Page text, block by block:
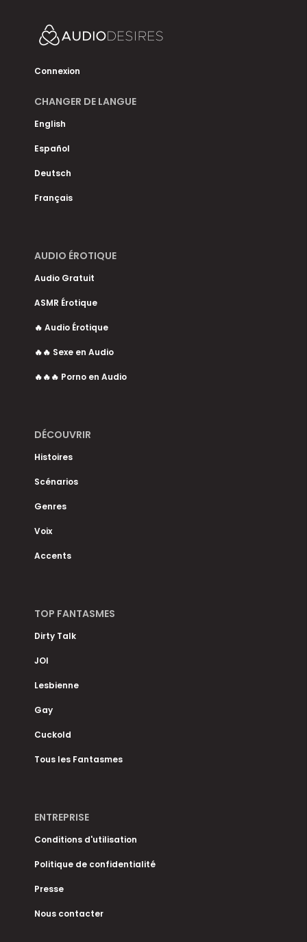
Connexion
CHANGER DE LANGUE
English
Español
Deutsch
Français
AUDIO ÉROTIQUE
Audio Gratuit
ASMR Érotique
🔥 Audio Érotique
🔥🔥 Sexe en Audio
🔥🔥🔥 Porno en Audio
DÉCOUVRIR
Histoires
Scénarios
Genres
Voix
Accents
TOP FANTASMES
Dirty Talk
JOI
Lesbienne
Gay
Cuckold
Tous les Fantasmes
ENTREPRISE
Conditions d'utilisation
Politique de confidentialité
Presse
Nous contacter